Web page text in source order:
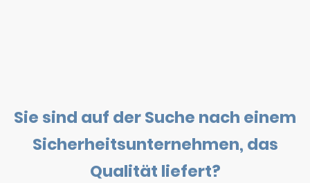
Sie sind auf der Suche nach einem
Sicherheitsunternehmen, das
Qualität liefert?